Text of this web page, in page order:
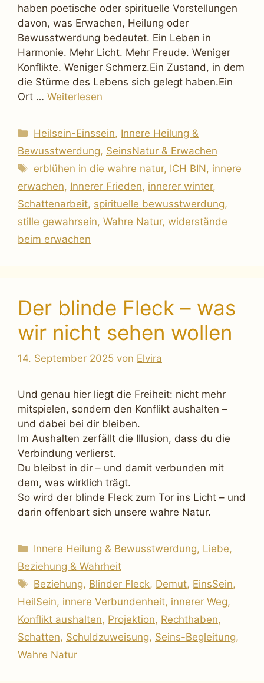
haben poetische oder spirituelle Vorstellungen
davon, was Erwachen, Heilung oder
Bewusstwerdung bedeutet. Ein Leben in
Harmonie. Mehr Licht. Mehr Freude. Weniger
Konflikte. Weniger Schmerz.Ein Zustand, in dem
die Stürme des Lebens sich gelegt haben.Ein
Ort … Weiterlesen
Kategorien
Heilsein-Einssein, Innere Heilung &
Bewusstwerdung, SeinsNatur & Erwachen
Schlagwörter
erblühen in die wahre natur, ICH BIN, innere
erwachen, Innerer Frieden, innerer winter,
Schattenarbeit, spirituelle bewusstwerdung,
stille gewahrsein, Wahre Natur, widerstände
beim erwachen
Der blinde Fleck – was
wir nicht sehen wollen
14. September 2025 von Elvira
Und genau hier liegt die Freiheit: nicht mehr
mitspielen, sondern den Konflikt aushalten –
und dabei bei dir bleiben.
Im Aushalten zerfällt die Illusion, dass du die
Verbindung verlierst.
Du bleibst in dir – und damit verbunden mit
dem, was wirklich trägt.
So wird der blinde Fleck zum Tor ins Licht – und
darin offenbart sich unsere wahre Natur.
Kategorien
Innere Heilung & Bewusstwerdung, Liebe,
Beziehung & Wahrheit
Schlagwörter
Beziehung, Blinder Fleck, Demut, EinsSein,
HeilSein, innere Verbundenheit, innerer Weg,
Konflikt aushalten, Projektion, Rechthaben,
Schatten, Schuldzuweisung, Seins-Begleitung,
Wahre Natur